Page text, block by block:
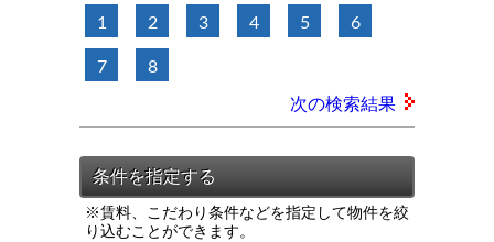
1 2 3 4 5 6
7 8
次の検索結果
※賃料、こだわり条件などを指定して物件を絞
り込むことができます。